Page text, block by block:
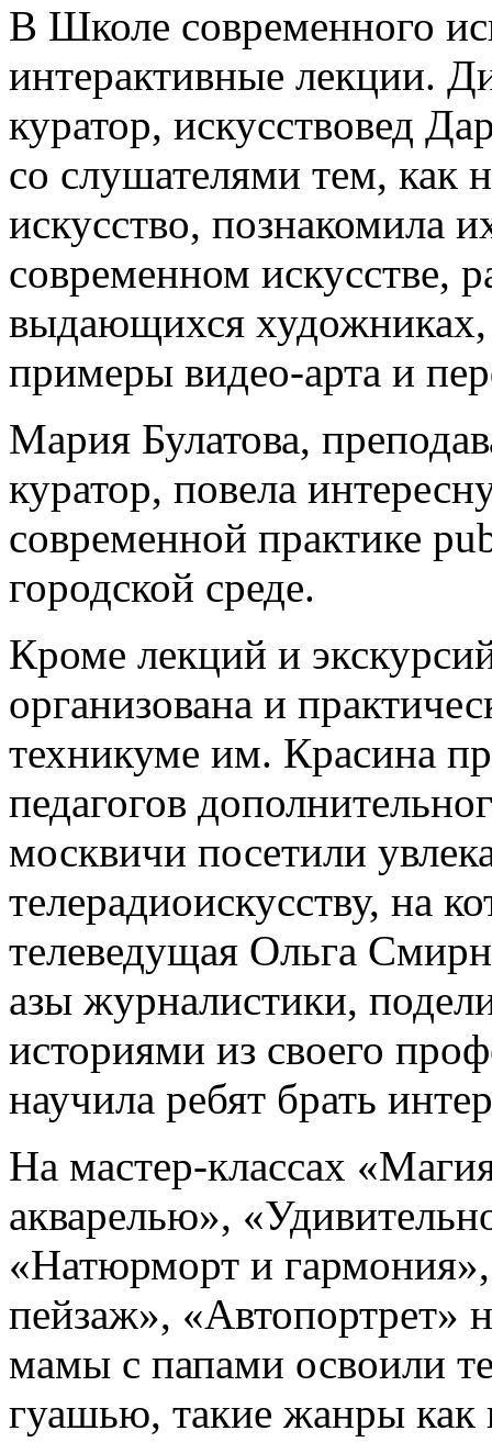
В Школе современного
интерактивные лекции.
куратор, искусствовед
со слушателями тем, как
искусство, познакомила
современном искусстве,
выдающихся художниках,
примеры видео-арта и
Мария Булатова,
куратор, повела
современной практике
городской среде.
Кроме лекций и
организована и
техникуме им. Красина
педагогов
москвичи посетили
телерадиоискусству, на
телеведущая Ольга
азы журналистики,
историями из своего
научила ребят брать
На мастер-классах
акварелью»,
«Натюрморт и
пейзаж», «Автопортрет»
мамы с папами освоили
гуашью, такие жанры